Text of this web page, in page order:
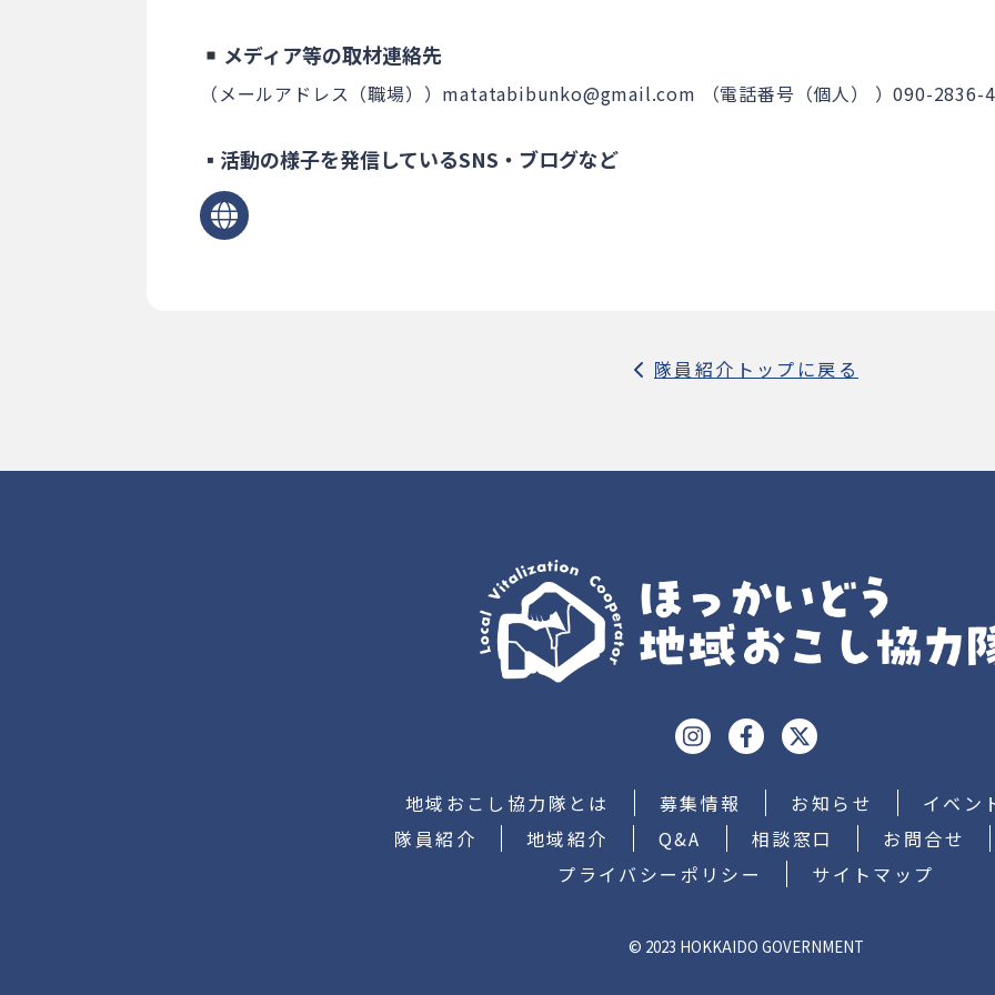
メディア等の取材連絡先
（メールアドレス（職場））matatabibunko@gmail.com （電話番号（個人） ）090-2836-
▪活動の様子を発信しているSNS・ブログなど
隊員紹介トップに戻る
地域おこし協力隊とは 募集情報 お知らせ
イベン
隊員紹介
地域紹介 Q&A 相談窓口
お問合せ
プライバシーポリシー
サイトマップ
© 2023 HOKKAIDO GOVERNMENT